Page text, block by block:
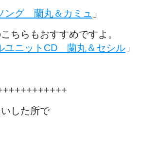
ング 蘭丸＆カミュ 」
ちらもおすすめですよ。
ユニットCD 蘭丸＆セシル 」
した所で